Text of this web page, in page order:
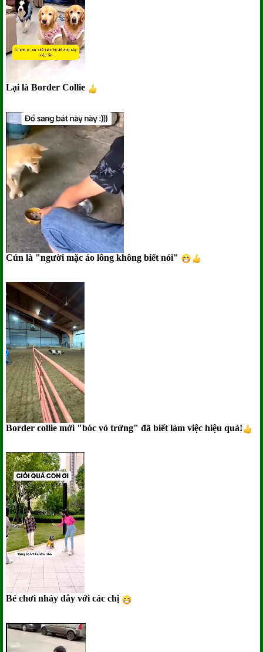
Lại là Border Collie
Cún là "người mặc áo lông không biết nói"
Border collie mới "bóc vỏ trứng" đã biết làm việc hiệu quả!
Bé chơi nhảy dây với các chị